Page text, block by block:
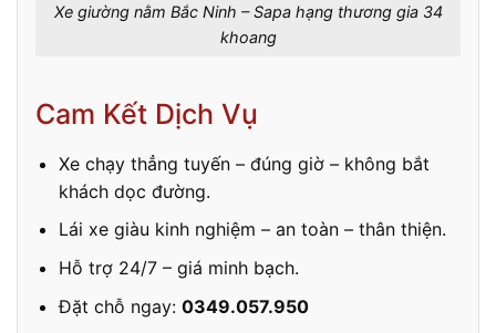
Xe giường nằm Bắc Ninh – Sapa hạng thương gia 34
khoang
Cam Kết Dịch Vụ
Xe chạy thẳng tuyến – đúng giờ – không bắt
khách dọc đường.
Lái xe giàu kinh nghiệm – an toàn – thân thiện.
Hỗ trợ 24/7 – giá minh bạch.
Đặt chỗ ngay: 0349.057.950